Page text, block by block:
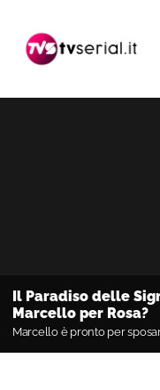
navigazione
contenuto
barra
primaria
Il Paradiso delle
Marcello per Rosa?
Marcello è pronto per